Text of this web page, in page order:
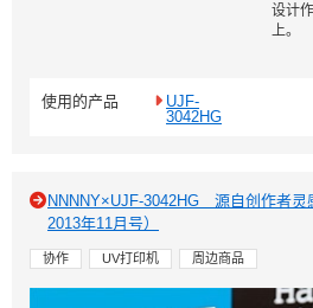
设计
上。
使用的产品
UJF-
3042HG
NNNNY×UJF-3042HG 源自创作者灵
2013年11月号）
协作 UV打印机 周边商品